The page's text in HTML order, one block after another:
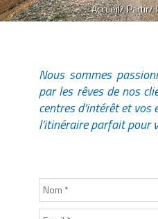
Accueil/Partir/
Nous sommes
par les rêves de nos
centres d’intérêt et vos
l’itinéraire parfait pour